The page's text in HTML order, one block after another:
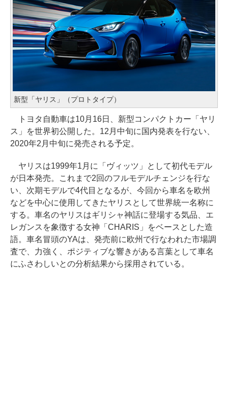
新型「ヤリス」（プロトタイプ）
トヨタ自動車は10月16日、新型コンパクトカー「ヤリ
ス」を世界初公開した。12月中旬に国内発表を行ない、
2020年2月中旬に発売される予定。
ヤリスは1999年1月に「ヴィッツ」として初代モデル
が日本発売。これまで2回のフルモデルチェンジを行な
い、次期モデルで4代目となるが、今回から車名を欧州
などを中心に使用してきたヤリスとして世界統一名称に
する。車名のヤリスはギリシャ神話に登場する気品、エ
レガンスを象徴する女神「CHARIS」をベースとした造
語。車名冒頭のYAは、発売前に欧州で行なわれた市場調
査で、力強く、ポジティブな響きがある言葉として車名
にふさわしいとの分析結果から採用されている。